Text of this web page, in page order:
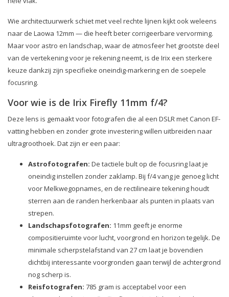
Wie architectuurwerk schiet met veel rechte lijnen kijkt ook weleens
naar de Laowa 12mm — die heeft beter corrigeerbare vervorming.
Maar voor astro en landschap, waar de atmosfeer het grootste deel
van de vertekening voor je rekening neemt, is de Irix een sterkere
keuze dankzij zijn specifieke oneindig-markering en de soepele
focusring.
Voor wie is de Irix Firefly 11mm f/4?
Deze lens is gemaakt voor fotografen die al een DSLR met Canon EF-
vatting hebben en zonder grote investering willen uitbreiden naar
ultragroothoek. Dat zijn er een paar:
Astrofotografen: De tactiele bult op de focusring laat je
oneindig instellen zonder zaklamp. Bij f/4 vang je genoeg licht
voor Melkwegopnames, en de rectilineaire tekening houdt
sterren aan de randen herkenbaar als punten in plaats van
strepen.
Landschapsfotografen: 11mm geeft je enorme
compositieruimte voor lucht, voorgrond en horizon tegelijk. De
minimale scherpstelafstand van 27 cm laat je bovendien
dichtbij interessante voorgronden gaan terwijl de achtergrond
nog scherp is.
Reisfotografen: 785 gram is acceptabel voor een